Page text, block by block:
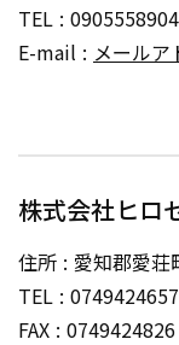
TEL
E-mail
メールア
株式会社ヒロ
住所
愛知郡愛荘
TEL 0749424657
FAX 0749424826